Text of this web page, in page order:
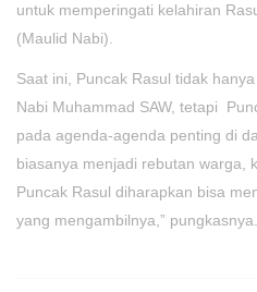
untuk memperingati kelahiran
(Maulid Nabi).
Saat ini, Puncak Rasul tidak
Nabi Muhammad SAW, tetapi
pada agenda-agenda penting di
biasanya menjadi rebutan warga,
Puncak Rasul diharapkan bisa
yang mengambilnya,”